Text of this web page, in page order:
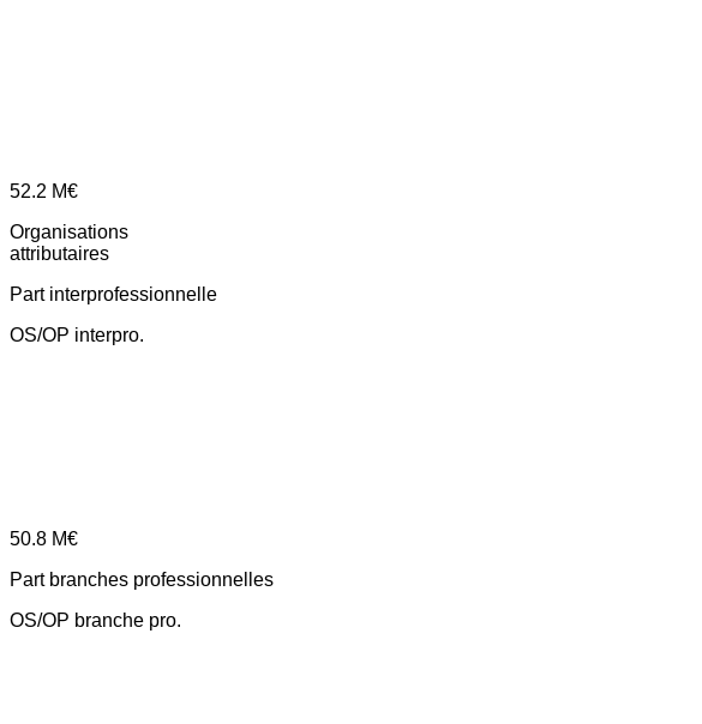
52.2 M€
Organisations
attributaires
Part interprofessionnelle
OS/OP interpro.
50.8 M€
Part branches professionnelles
OS/OP branche pro.